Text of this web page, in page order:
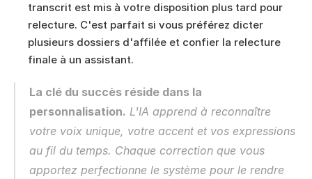
transcrit est mis à votre disposition plus tard pour
relecture. C'est parfait si vous préférez dicter
plusieurs dossiers d'affilée et confier la relecture
finale à un assistant.
La clé du succès réside dans la
personnalisation. L'IA apprend à reconnaître
votre voix unique, votre accent et vos expressions
au fil du temps. Chaque correction que vous
apportez perfectionne le système pour le rendre